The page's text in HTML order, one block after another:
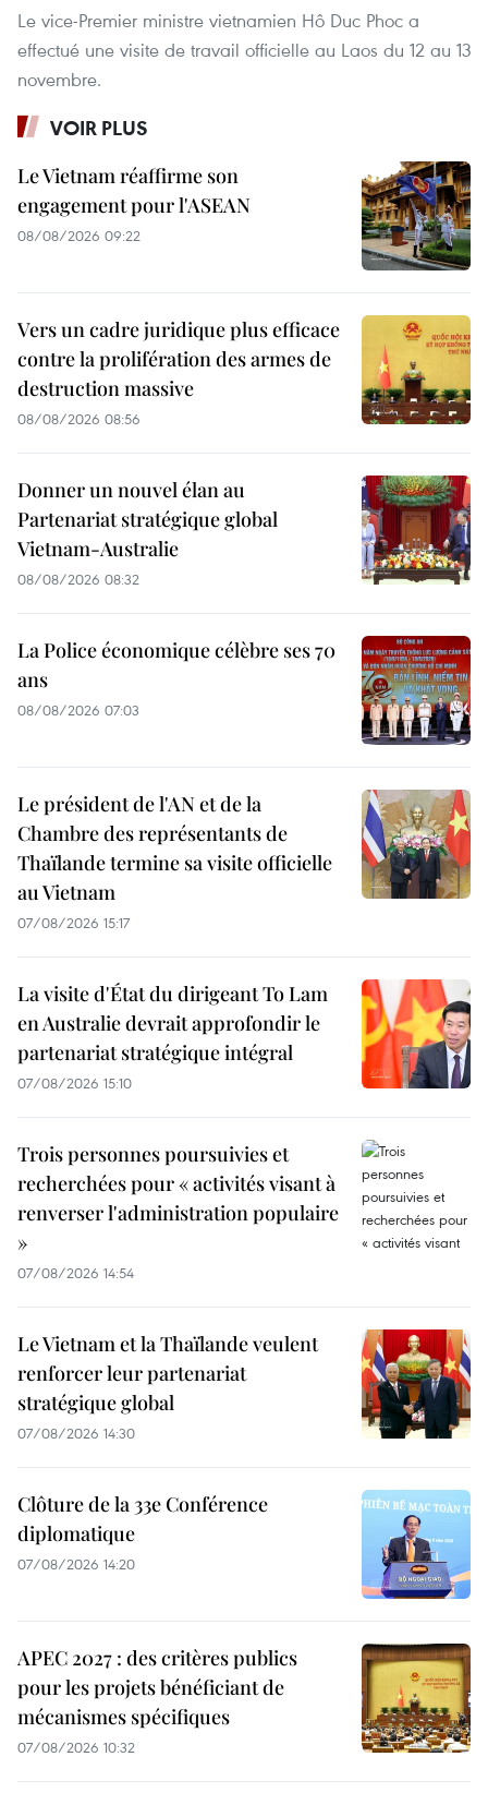
Le vice-Premier ministre vietnamien Hô Duc Phoc a
effectué une visite de travail officielle au Laos du 12 au 13
novembre.
VOIR PLUS
Le Vietnam réaffirme son
engagement pour l'ASEAN
08/08/2026 09:22
Vers un cadre juridique plus efficace
contre la prolifération des armes de
destruction massive
08/08/2026 08:56
Donner un nouvel élan au
Partenariat stratégique global
Vietnam-Australie
08/08/2026 08:32
La Police économique célèbre ses 70
ans
08/08/2026 07:03
Le président de l'AN et de la
Chambre des représentants de
Thaïlande termine sa visite officielle
au Vietnam
07/08/2026 15:17
La visite d'État du dirigeant To Lam
en Australie devrait approfondir le
partenariat stratégique intégral
07/08/2026 15:10
Trois personnes poursuivies et
recherchées pour « activités visant à
renverser l'administration populaire
»
07/08/2026 14:54
Le Vietnam et la Thaïlande veulent
renforcer leur partenariat
stratégique global
07/08/2026 14:30
Clôture de la 33e Conférence
diplomatique
07/08/2026 14:20
APEC 2027 : des critères publics
pour les projets bénéficiant de
mécanismes spécifiques
07/08/2026 10:32